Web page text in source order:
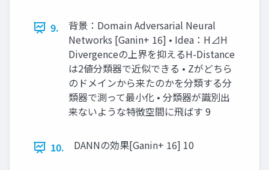
9.
背景：Domain Adversarial Neural
Networks [Ganin+ 16] • Idea：H⊿H
Divergenceの上界を抑えるH-Distance
は2値分類器で近似できる • Zがどちら
のドメインから来たのかを分類する分
類器で測って最小化 • 分類器が識別出
来ないような特徴空間に飛ばす 9
10. DANNの効果[Ganin+ 16] 10